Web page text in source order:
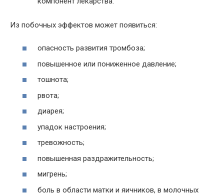
Из побочных эффектов может появиться:
опасность развития тромбоза;
повышенное или пониженное давление;
тошнота;
рвота;
диарея;
упадок настроения;
тревожность;
повышенная раздражительность;
мигрень;
боль в области матки и яичников, в молочных